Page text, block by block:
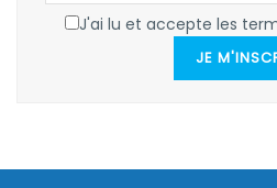
J'ai lu et accepte les
JE